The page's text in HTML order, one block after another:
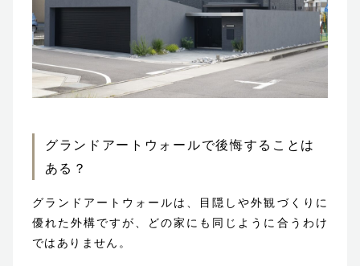
グランドアートウォールで後悔することは
ある？
グランドアートウォールは、目隠しや外観づくりに
優れた外構ですが、どの家にも同じように合うわけ
ではありません。